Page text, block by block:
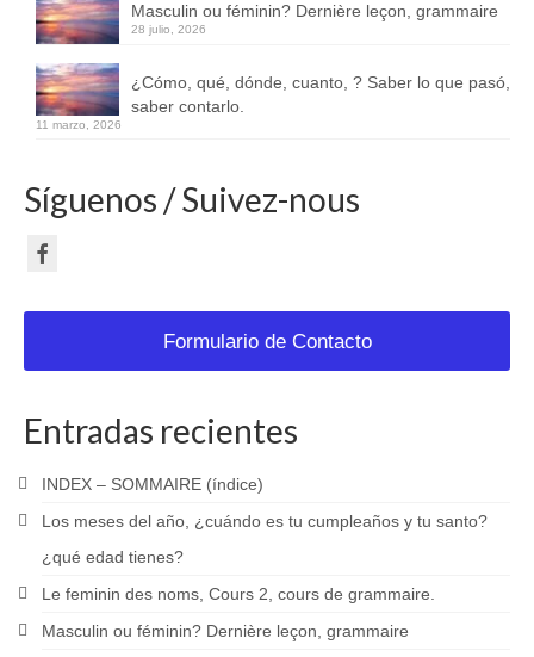
Masculin ou féminin? Dernière leçon, grammaire
28 julio, 2026
¿Cómo, qué, dónde, cuanto, ? Saber lo que pasó,
saber contarlo.
11 marzo, 2026
Síguenos / Suivez-nous
Formulario de Contacto
Entradas recientes
INDEX – SOMMAIRE (índice)
Los meses del año, ¿cuándo es tu cumpleaños y tu santo?
¿qué edad tienes?
Le feminin des noms, Cours 2, cours de grammaire.
Masculin ou féminin? Dernière leçon, grammaire